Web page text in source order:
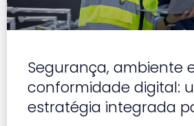
Segurança, ambiente
conformidade digital:
estratégia integrada